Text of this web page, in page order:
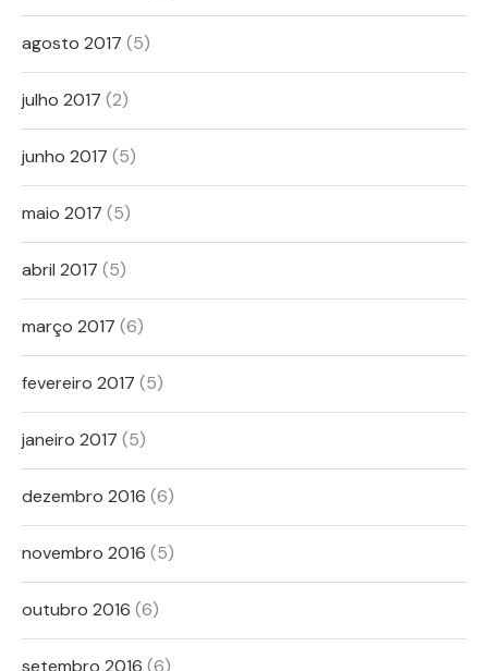
agosto 2017 (5)
julho 2017 (2)
junho 2017 (5)
maio 2017 (5)
abril 2017 (5)
março 2017 (6)
fevereiro 2017 (5)
janeiro 2017 (5)
dezembro 2016 (6)
novembro 2016 (5)
outubro 2016 (6)